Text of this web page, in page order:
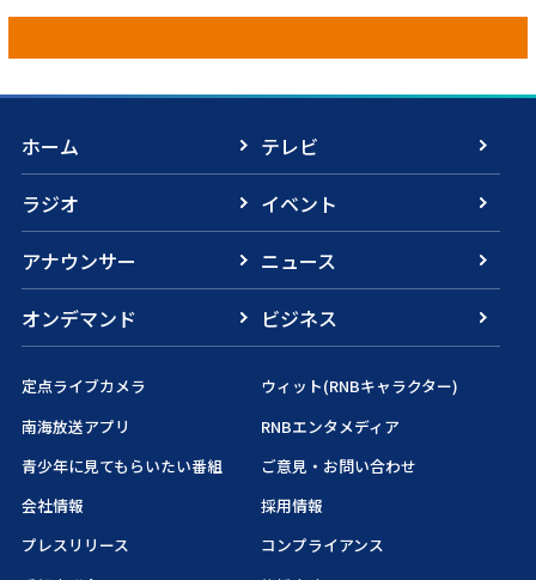
ホーム
テレビ
ラジオ
イベント
アナウンサー
ニュース
オンデマンド
ビジネス
定点ライブカメラ
ウィット(RNBキャラクター)
南海放送アプリ
RNBエンタメディア
青少年に見てもらいたい番組
ご意見・お問い合わせ
会社情報
採用情報
プレスリリース
コンプライアンス